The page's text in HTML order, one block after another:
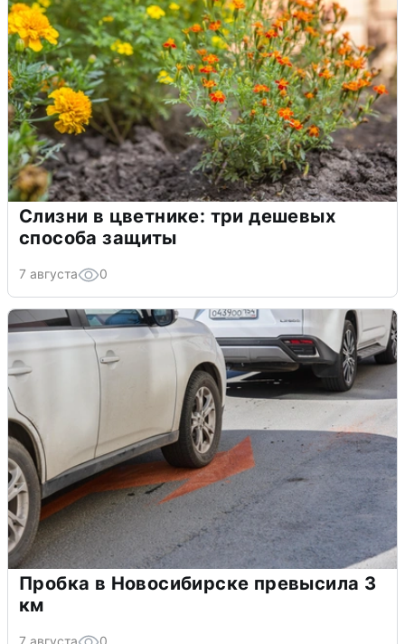
Слизни в цветнике: три дешевых
способа защиты
7 августа 0
Пробка в Новосибирске превысила 3
км
7 августа 0